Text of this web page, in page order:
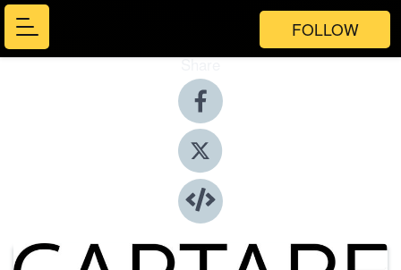
FOLLOW
Share